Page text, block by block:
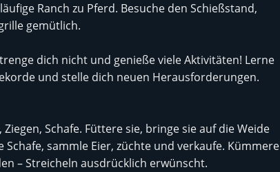
Ranch zu Pferd. Besuche den Schießstand,
gemütlich.
dich nicht und genieße viele Aktivitäten! Lerne
und stelle dich neuen Herausforderungen.
Schafe. Füttere sie, bringe sie auf die Weide
sammle Eier, züchte und verkaufe. Kümmere
– Streicheln ausdrücklich erwünscht.